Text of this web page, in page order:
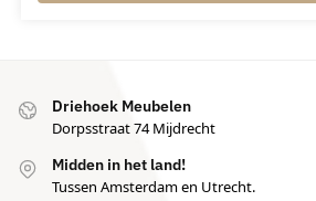
Driehoek Meubelen
Dorpsstraat 74 Mijdrecht
Midden in het land!
Tussen Amsterdam en Utrecht.